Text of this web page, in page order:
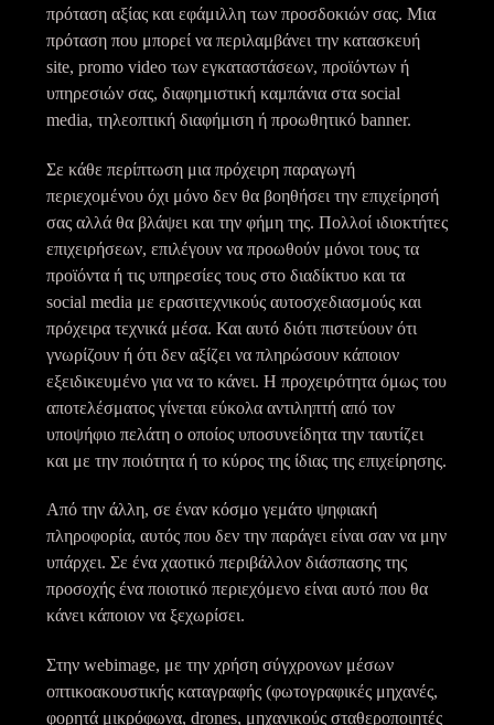
πρόταση αξίας και εφάμιλλη των προσδοκιών σας. Μια
πρόταση που μπορεί να περιλαμβάνει την κατασκευή
site, promo video των εγκαταστάσεων, προϊόντων ή
υπηρεσιών σας, διαφημιστική καμπάνια στα social
media, τηλεοπτική διαφήμιση ή προωθητικό banner.
Σε κάθε περίπτωση μια πρόχειρη παραγωγή
περιεχομένου όχι μόνο δεν θα βοηθήσει την επιχείρησή
σας αλλά θα βλάψει και την φήμη της. Πολλοί ιδιοκτήτες
επιχειρήσεων, επιλέγουν να προωθούν μόνοι τους τα
προϊόντα ή τις υπηρεσίες τους στο διαδίκτυο και τα
social media με ερασιτεχνικούς αυτοσχεδιασμούς και
πρόχειρα τεχνικά μέσα. Και αυτό διότι πιστεύουν ότι
γνωρίζουν ή ότι δεν αξίζει να πληρώσουν κάποιον
εξειδικευμένο για να το κάνει. Η προχειρότητα όμως του
αποτελέσματος γίνεται εύκολα αντιληπτή από τον
υποψήφιο πελάτη ο οποίος υποσυνείδητα την ταυτίζει
και με την ποιότητα ή το κύρος της ίδιας της επιχείρησης.
Από την άλλη, σε έναν κόσμο γεμάτο ψηφιακή
πληροφορία, αυτός που δεν την παράγει είναι σαν να μην
υπάρχει. Σε ένα χαοτικό περιβάλλον διάσπασης της
προσοχής ένα ποιοτικό περιεχόμενο είναι αυτό που θα
κάνει κάποιον να ξεχωρίσει.
Στην webimage, με την χρήση σύγχρονων μέσων
οπτικοακουστικής καταγραφής (φωτογραφικές μηχανές,
φορητά μικρόφωνα, drones, μηχανικούς σταθεροποιητές